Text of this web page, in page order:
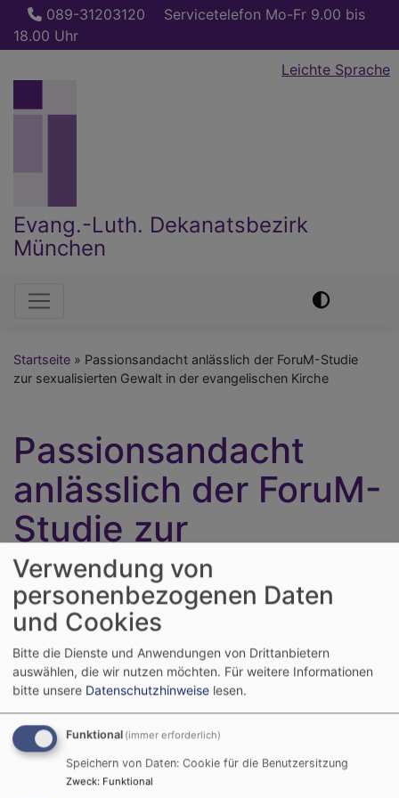
Direkt
zum
Inhalt
089-31203120
Servicetelefon Mo-Fr 9.00 bis
18.00 Uhr
Leichte Sprache
Evang.-Luth. Dekanatsbezirk
München
Hauptnavigation
Startseite
Passionsandacht anlässlich der ForuM-Studie
zur sexualisierten Gewalt in der evangelischen Kirche
Passionsandacht
anlässlich der ForuM-
Studie zur
sexualisierten Gewalt
in der evangelischen
Kirche
Unter dem Titel "Ich steh vor Dir mit leeren Händen,
Herr" findet am Mittwoch, 13. März 2024 um 19 Uhr in
der Kreuzkirche, Hiltenspergerstr. 57, eine
Passionsandacht anlässlich der ForuM-Studie zur
Verwendung von
personenbezogenen Daten
und Cookies
Bitte die Dienste und Anwendungen von Drittanbietern
auswählen, die wir nutzen möchten. Für weitere Informationen
bitte unsere Datenschutzhinweise lesen.
Funktional (immer erforderlich)
Speichern von Daten: Cookie für die Benutzersitzung
Zweck: Funktional